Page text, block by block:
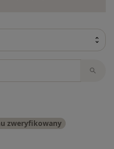
zweryfikowany